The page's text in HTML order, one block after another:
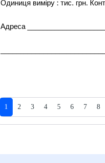
Одиниця виміру : тис. грн.
Адреса
1 2 3 4 5 6 7 8